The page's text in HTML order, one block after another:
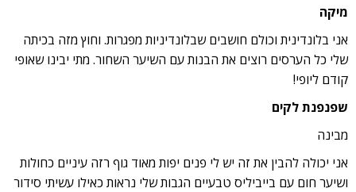
מיקה
אני בלונדינית וכולם חושבים שבלונדיניות מפגרות. וחוץ מזה בכיתה
שלי כל הערסים רוצים את הבנות עם השיער השחור. מתי יבינו שאופי
קודם ליופי!
שפנפנת לקים
מבינה
אני יכולה להבין את זה יש לי פנים יפות מאוד גוף רזה עיניים כחולות
ושיער חום עם בייביליס טבעיים הגבות שלי נראות כאילו עשיתי סידור